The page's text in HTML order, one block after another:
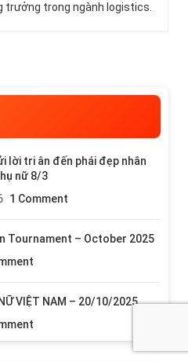
trưởng trong ngành logistics.
lời tri ân đến phái đẹp nhân
nữ 8/3
1 Comment
Tournament – October 2025
VIỆT NAM – 20/10/2025